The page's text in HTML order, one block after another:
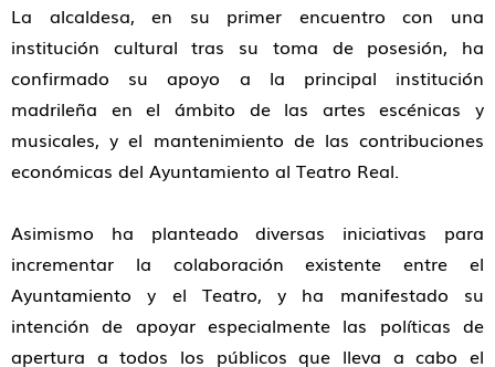
La alcaldesa, en su primer encuentro con una
institución cultural tras su toma de posesión, ha
confirmado su apoyo a la principal institución
madrileña en el ámbito de las artes escénicas y
musicales, y el mantenimiento de las contribuciones
económicas del Ayuntamiento al Teatro Real.
Asimismo ha planteado diversas iniciativas para
incrementar la colaboración existente entre el
Ayuntamiento y el Teatro, y ha manifestado su
intención de apoyar especialmente las políticas de
apertura a todos los públicos que lleva a cabo el